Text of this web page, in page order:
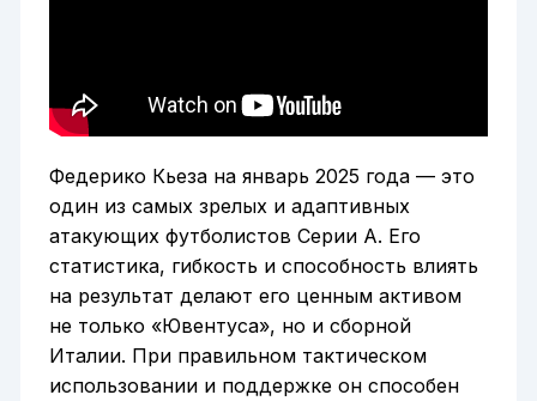
Федерико Кьеза на январь 2025 года — это
один из самых зрелых и адаптивных
атакующих футболистов Серии А. Его
статистика, гибкость и способность влиять
на результат делают его ценным активом
не только «Ювентуса», но и сборной
Италии. При правильном тактическом
использовании и поддержке он способен